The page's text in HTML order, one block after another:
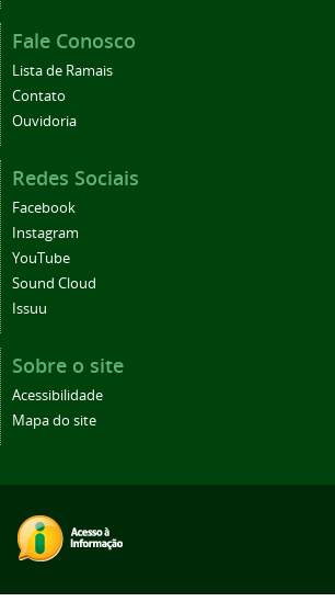
Fale Conosco
Lista de Ramais
Contato
Ouvidoria
Redes Sociais
Facebook
Instagram
YouTube
Sound Cloud
Issuu
Sobre o site
Acessibilidade
Mapa do site